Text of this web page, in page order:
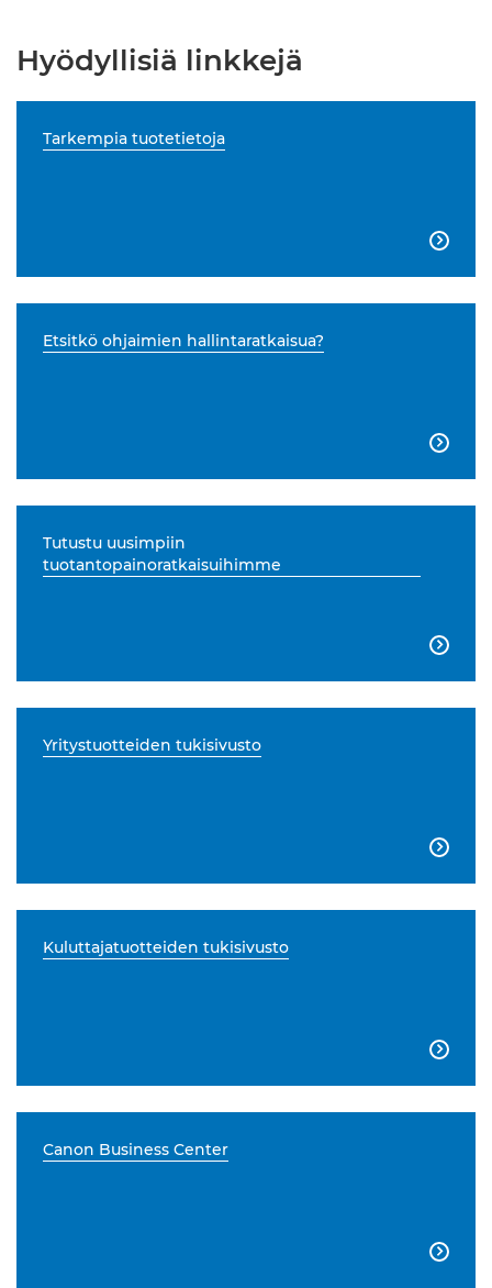
Hyödyllisiä linkkejä
Tarkempia tuotetietoja

Etsitkö ohjaimien hallintaratkaisua?

Tutustu uusimpiin
tuotantopainoratkaisuihimme

Yritystuotteiden tukisivusto

Kuluttajatuotteiden tukisivusto

Canon Business Center
